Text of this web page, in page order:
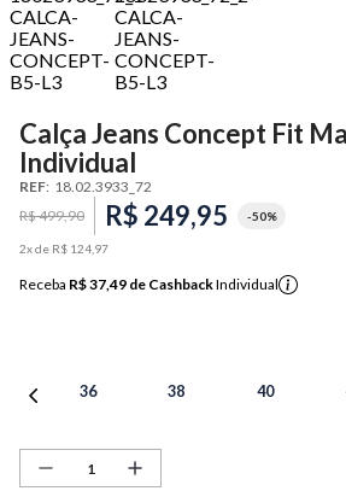
Calça Jeans Concept Fit
Individual
REF: 18.02.3933_72
R$499,90 R$ 249,95 -50%
2x de R$ 124 97
Receba R$ 37,49 de CashbackIndividual
36 38 40